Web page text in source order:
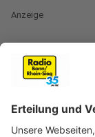
Anzeige
Ab heute
Zusätzlich